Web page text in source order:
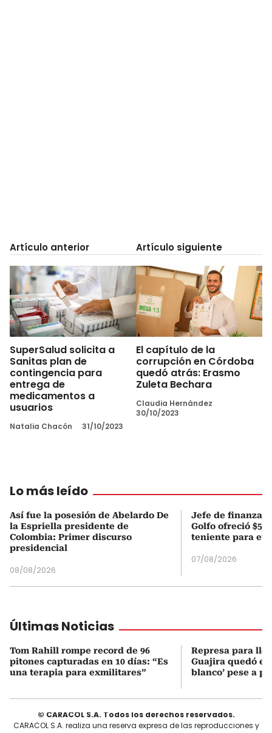
Artículo anterior
SuperSalud solicita a
Sanitas plan de
contingencia para
entrega de
medicamentos a
usuarios
Natalia Chacón 31/10/2023
Artículo siguiente
El capítulo de la
corrupción en Córdoba
quedó atrás: Erasmo
Zuleta Bechara
Claudia Hernández
30/10/2023
Lo más leído
Así fue la posesión de Abelardo De
la Espriella presidente de
Colombia: Primer discurso
presidencial
08/08/2026
Jefe de finanzas
Golfo ofreció
teniente para
07/08/2026
Últimas Noticias
Tom Rahill rompe record de 96
pitones capturadas en 10 días: “Es
una terapia para exmilitares”
Represa para
Guajira quedó en
blanco’ pese a
© CARACOL S.A. Todos los derechos reservados.
CARACOL S.A. realiza una reserva expresa de las reproducciones y